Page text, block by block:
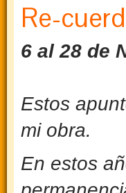
Re-
6 al 28 de
Estos
mi obra.
En estos